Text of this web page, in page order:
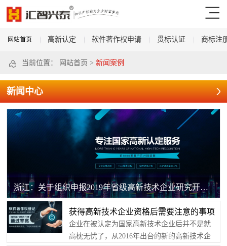
网站首页 高新认定 软件著作权申请 贯标认证 商标注
当前位置： 网站首页 > 新闻案例
新闻中心
浙江：关于组织申报2019年省级高新技术企业研究开发中心的通知
获得高新技术企业资格后需要注意的事项
企业在被认定为国家高新技术企业后并不是就
高枕无忧了，从2016年出台的新的高新技术企